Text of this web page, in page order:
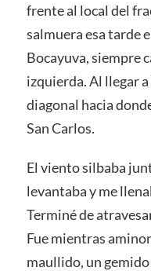
frente al local del
salmuera esa tarde
Bocayuva, siempre
izquierda. Al llegar
diagonal hacia
San Carlos.
El viento silbaba
levantaba y me
Terminé de
Fue mientras
maullido, un